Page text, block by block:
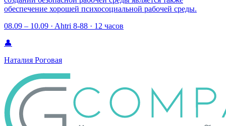
обеспечение хорошей психосоциальной рабочей среды.
08.09 – 10.09 · Ahtri 8-88 · 12 часов
👤
Наталия Роговая